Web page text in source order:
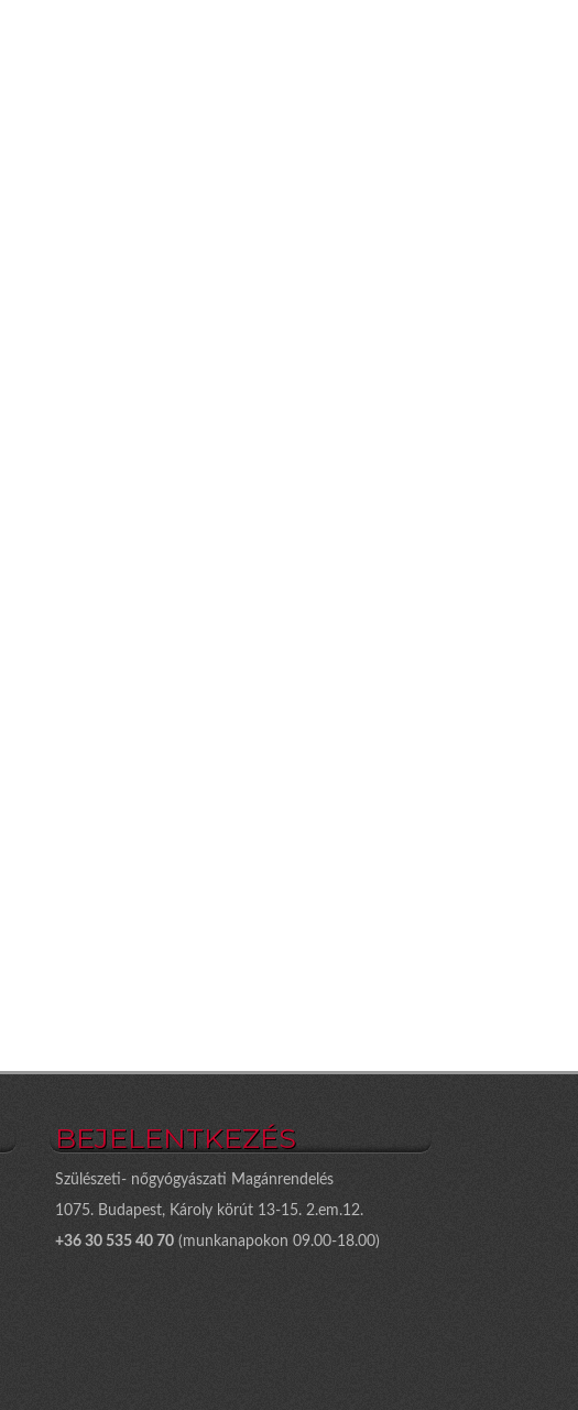
BEJELENTKEZÉS
Szülészeti- nőgyógyászati Magánrendelés
1075. Budapest, Károly körút 13-15. 2.em.12.
+36 30 535 40 70 (munkanapokon 09.00-18.00)